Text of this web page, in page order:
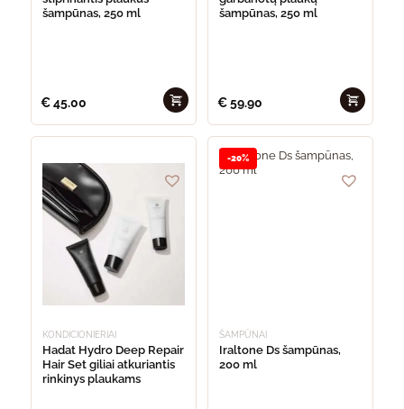
šampūnas, 250 ml
€45.00
šampūnas, 250 ml
€59.90
KONDICIONIERIAI
Hadat Hydro Deep Repair
Hair Set giliai atkuriantis
rinkinys plaukams
-20%
ŠAMPŪNAI
Iraltone Ds šampūnas,
200 ml